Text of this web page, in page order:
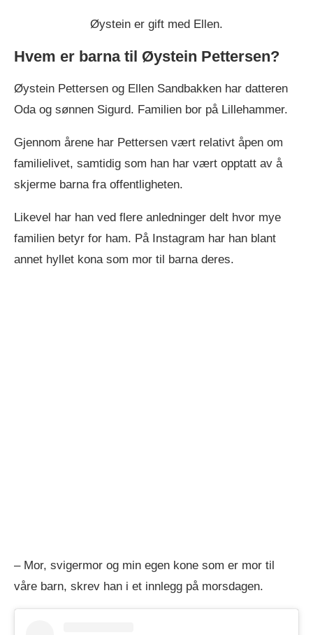
Øystein er gift med Ellen.
Hvem er barna til Øystein Pettersen?
Øystein Pettersen og Ellen Sandbakken har datteren
Oda og sønnen Sigurd. Familien bor på Lillehammer.
Gjennom årene har Pettersen vært relativt åpen om
familielivet, samtidig som han har vært opptatt av å
skjerme barna fra offentligheten.
Likevel har han ved flere anledninger delt hvor mye
familien betyr for ham. På Instagram har han blant
annet hyllet kona som mor til barna deres.
– Mor, svigermor og min egen kone som er mor til
våre barn, skrev han i et innlegg på morsdagen.